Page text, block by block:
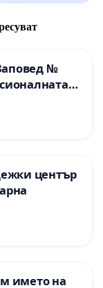
№
в
и
център
името на